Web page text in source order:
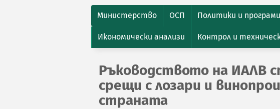
Министерство ОСП Политики и програми
Икономически анализи Контрол и
Ръководството на ИАЛВ
срещи с лозари и
страната